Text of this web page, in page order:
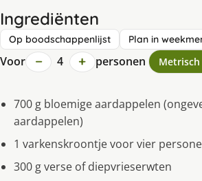
Ingrediënten
Op boodschappenlijst Plan in
Voor − 4 + personen Metrisch
700 g bloemige aardappelen
aardappelen)
1 varkenskroontje voor vier
300 g verse of diepvrieserwten